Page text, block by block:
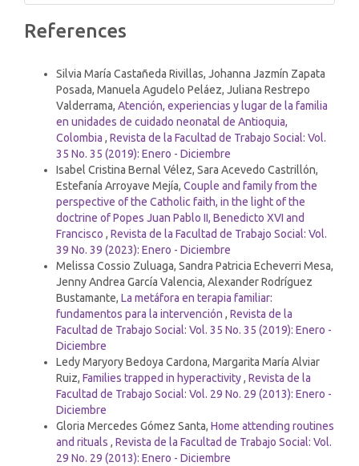
Article
References
Silvia María Castañeda Rivillas, Johanna Jazmín Zapata
Posada, Manuela Agudelo Peláez, Juliana Restrepo
Valderrama, Atención, experiencias y lugar de la familia
en unidades de cuidado neonatal de Antioquia,
Colombia , Revista de la Facultad de Trabajo Social: Vol.
35 No. 35 (2019): Enero - Diciembre
Isabel Cristina Bernal Vélez, Sara Acevedo Castrillón,
Estefanía Arroyave Mejía, Couple and family from the
perspective of the Catholic faith, in the light of the
doctrine of Popes Juan Pablo II, Benedicto XVI and
Francisco , Revista de la Facultad de Trabajo Social: Vol.
39 No. 39 (2023): Enero - Diciembre
Melissa Cossio Zuluaga, Sandra Patricia Echeverri Mesa,
Jenny Andrea García Valencia, Alexander Rodríguez
Bustamante, La metáfora en terapia familiar:
fundamentos para la intervención , Revista de la
Facultad de Trabajo Social: Vol. 35 No. 35 (2019): Enero -
Diciembre
Ledy Maryory Bedoya Cardona, Margarita María Alviar
Ruiz, Families trapped in hyperactivity, Revista de la
Facultad de Trabajo Social: Vol. 29 No. 29 (2013): Enero -
Diciembre
Gloria Mercedes Gómez Santa, Home attending routines
and rituals , Revista de la Facultad de Trabajo Social: Vol.
29 No. 29 (2013): Enero - Diciembre